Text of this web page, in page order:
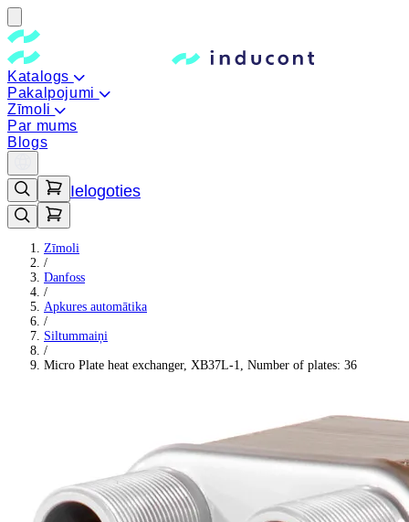
Katalogs
Pakalpojumi
Zīmoli
Par mums
Blogs
Ielogoties
Zīmoli
/
Danfoss
/
Apkures automātika
/
Siltummaiņi
/
Micro Plate heat exchanger, XB37L-1, Number of plates: 36